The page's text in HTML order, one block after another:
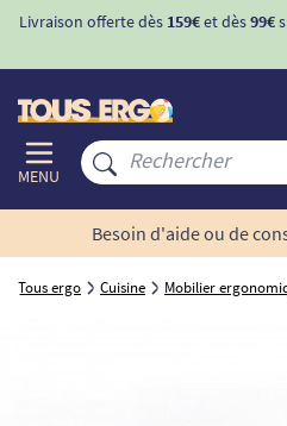
Livraison offerte dès 159€et dès99€
MENU
Besoin d'aide ou de
Tous ergo Cuisine Mobilier